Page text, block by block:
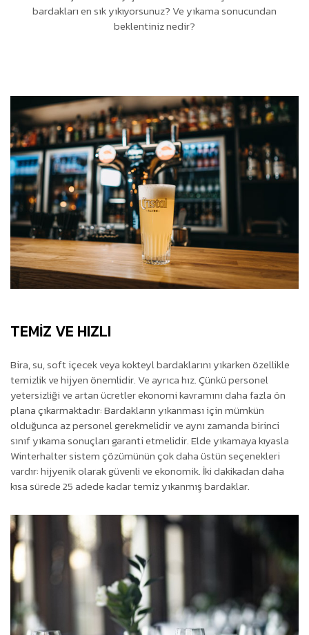
bardakları en sık yıkıyorsunuz? Ve yıkama sonucundan
beklentiniz nedir?
TEMİZ VE HIZLI
Bira, su, soft içecek veya kokteyl bardaklarını yıkarken özellikle
temizlik ve hijyen önemlidir. Ve ayrıca hız. Çünkü personel
yetersizliği ve artan ücretler ekonomi kavramını daha fazla ön
plana çıkarmaktadır: Bardakların yıkanması için mümkün
olduğunca az personel gerekmelidir ve aynı zamanda birinci
sınıf yıkama sonuçları garanti etmelidir. Elde yıkamaya kıyasla
Winterhalter sistem çözümünün çok daha üstün seçenekleri
vardır: hijyenik olarak güvenli ve ekonomik. İki dakikadan daha
kısa sürede 25 adede kadar temiz yıkanmış bardaklar.